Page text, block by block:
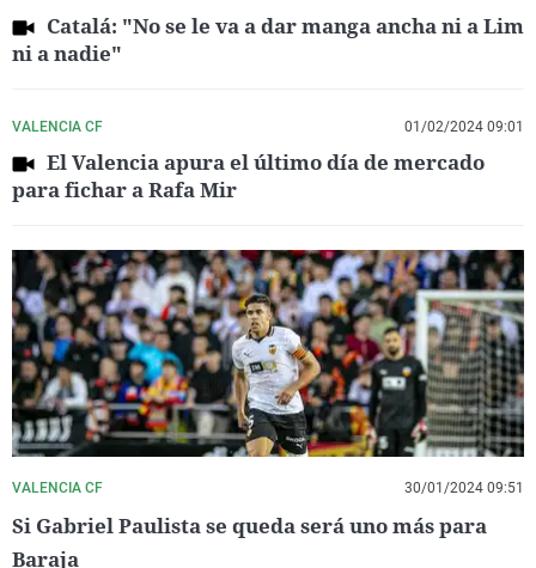
Catalá: "No se le va a dar manga ancha ni a Lim
ni a nadie"
VALENCIA CF 01/02/2024 09:01
El Valencia apura el último día de mercado
para fichar a Rafa Mir
VALENCIA CF 30/01/2024 09:51
Si Gabriel Paulista se queda será uno más para
Baraja